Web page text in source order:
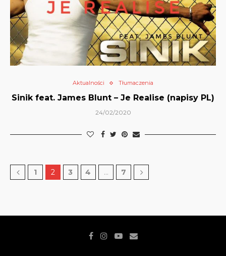
Aktualności Tłumaczenia
Sinik feat. James Blunt – Je Realise (napisy PL)
24/02/2020
1 2 3 4 … 7